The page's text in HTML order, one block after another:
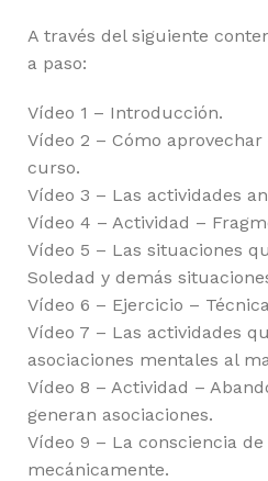
A través del siguiente
a paso:
Vídeo 1 – Introducción.
Vídeo 2 – Cómo
curso.
Vídeo 3 – Las actividades
Vídeo 4 – Actividad –
Vídeo 5 – Las situaciones
Soledad y demás
Vídeo 6 – Ejercicio –
Vídeo 7 – Las actividades
asociaciones mentales al
Vídeo 8 – Actividad –
generan asociaciones.
Vídeo 9 – La consciencia
mecánicamente.